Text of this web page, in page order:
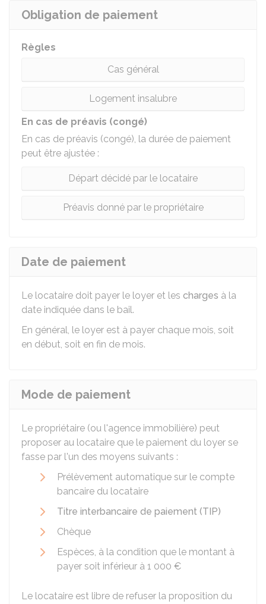
Obligation de paiement
Règles
Cas général
Logement insalubre
En cas de préavis (congé)
En cas de préavis (congé), la durée de paiement
peut être ajustée :
Départ décidé par le locataire
Préavis donné par le propriétaire
Date de paiement
Le locataire doit payer le loyer et les charges à la
date indiquée dans le bail.
En général, le loyer est à payer chaque mois, soit
en début, soit en fin de mois.
Mode de paiement
Le propriétaire (ou l'agence immobilière) peut
proposer au locataire que le paiement du loyer se
fasse par l'un des moyens suivants :
Prélèvement automatique sur le compte
bancaire du locataire
Titre interbancaire de paiement (TIP)
Chèque
Espèces, à la condition que le montant à
payer soit inférieur à 1 000 €
Le locataire est libre de refuser la proposition du